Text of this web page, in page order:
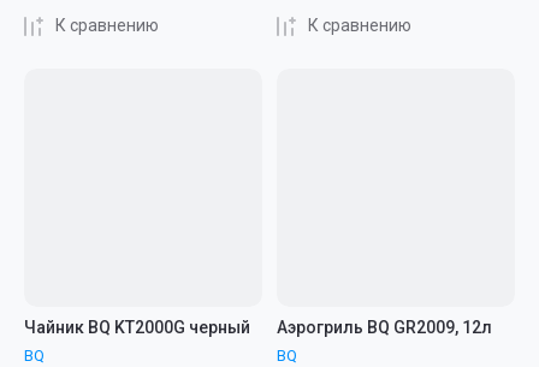
К сравнению К сравнению
Чайник BQ KT2000G черный
BQ
Аэрогриль BQ GR2009, 12л
BQ